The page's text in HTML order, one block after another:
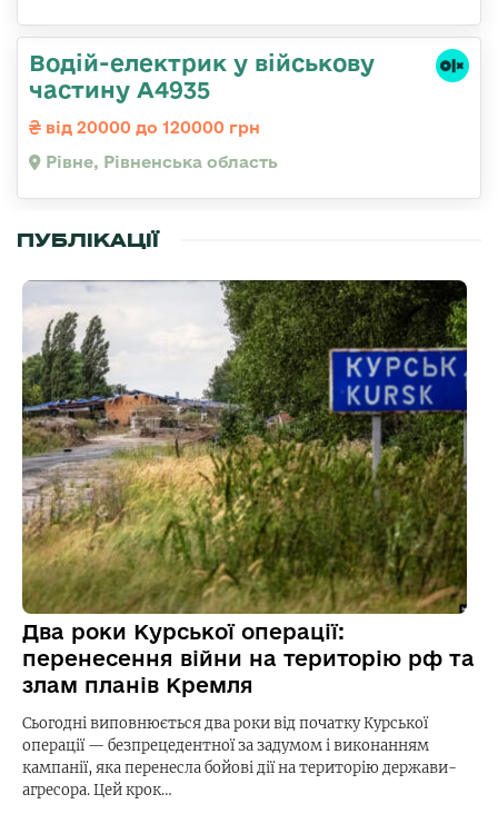
Водій-електрик у військову
частину А4935
від 20000 до 120000 грн
Рівне, Рівненська область
ПУБЛІКАЦІЇ
Два роки Курської операції:
перенесення війни на територію рф та
злам планів Кремля
Сьогодні виповнюється два роки від початку Курської
операції — безпрецедентної за задумом і виконанням
кампанії, яка перенесла бойові дії на територію держави-
агресора. Цей крок…